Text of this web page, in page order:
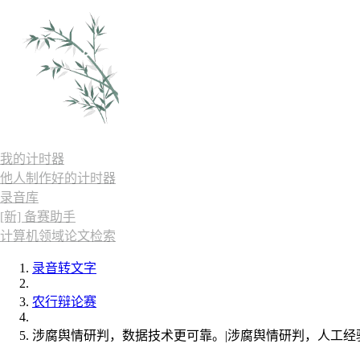
我的计时器
他人制作好的计时器
录音库
[新] 备赛助手
计算机领域论文检索
录音转文字
农行辩论赛
涉腐舆情研判，数据技术更可靠。|涉腐舆情研判，人工经